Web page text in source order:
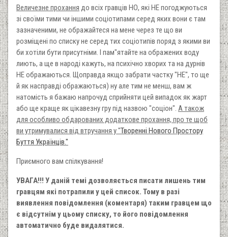
Величезне прохання до всіх гравців НО, які НЕ погоджуються
зі своїми тими чи іншими соціотипами серед яких вони є там
зазначеними, не ображайтеся на мене через те що ви
розміщені по списку не серед тих соціотипів поряд з якими ви
би хотіли бути присутніми. І пам"ятайте на ображених воду
лиють, а ще в народі кажуть, на психічно хворих та на дурнів
НЕ ображаються. Щоправда якщо забрати частку "НЕ", то ще
й як насправді ображаються) ну але тим не менш, вам ж
натомість я бажаю напрочуд сприйняти цей випадок як жарт
або ще краще як цікавезну гру під назвою "соціон". А також
для особливо обдарованих додаткове прохання, про те щоб
ви утримувалися від втручання у "Творенні Нового Простору
Буття Українців."
Приємного вам спілкування!
УВАГА!!! У даній темі дозволяється писати лишень тим
гравцям які потрапили у цей список. Тому в разі
виявлення повідомлення (коментаря) таким гравцем що
є відсутнім у цьому списку, то його повідомлення
автоматично буде видалятися.